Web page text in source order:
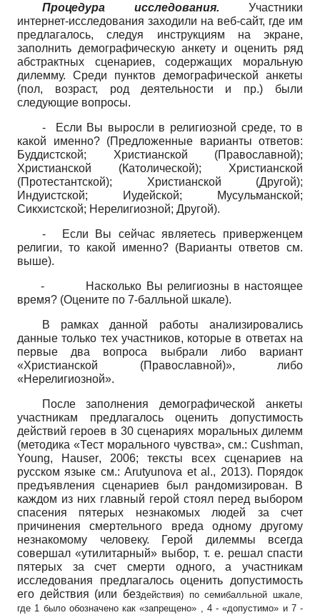
Процедура исследования. Участники
интернет-исследования заходили на веб-сайт, где им
предлагалось, следуя инструкциям на экране,
заполнить демографическую анкету и оценить ряд
абстрактных сценариев, содержащих моральную
дилемму. Среди пунктов демографической анкеты
(пол, возраст, род деятельности и пр.) были
следующие вопросы.
-
Если Вы выросли в религиозной среде, то в
какой именно? (Предложенные варианты ответов:
Буддистской; Христианской (Православной);
Христианской (Католической); Христианской
(Протестантской); Христианской (Другой);
Индуистской; Иудейской; Мусульманской;
Сикхистской; Нерелигиозной; Другой).
-
Если Вы сейчас являетесь приверженцем
религии, то какой именно? (Варианты ответов см.
выше).
-
Насколько Вы религиозны в настоящее
время? (Оцените по 7-балльной шкале).
В рамках данной работы анализировались
данные только тех участников, которые в ответах на
первые два вопроса выбрали либо вариант
«Христианской (Православной)», либо
«Нерелигиозной».
После заполнения демографической анкеты
участникам предлагалось оценить допустимость
действий героев в 30 сценариях моральных дилемм
(методика «Тест морального чувства», см.: Cushman,
Young, Hauser, 2006; тексты всех сценариев на
русском языке см.:Arutyunova et al ., 2013). Порядок
предъявления сценариев был рандомизирован. В
каждом из них главный герой стоял перед выбором
спасения пятерых незнакомых людей за счет
причинения смертельного вреда одному другому
незнакомому человеку. Герой дилеммы всегда
совершал «утилитарный» выбор, т. е. решал спасти
пятерых за счет смерти одного, а участникам
исследования предлагалось оценить допустимость
его действия (или бездействия) по семибалльной шкале,
где 1 было обозначено как «запрещено» , 4 - «допустимо» и 7 -